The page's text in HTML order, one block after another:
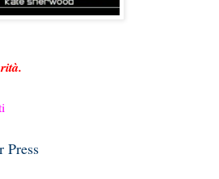
Press